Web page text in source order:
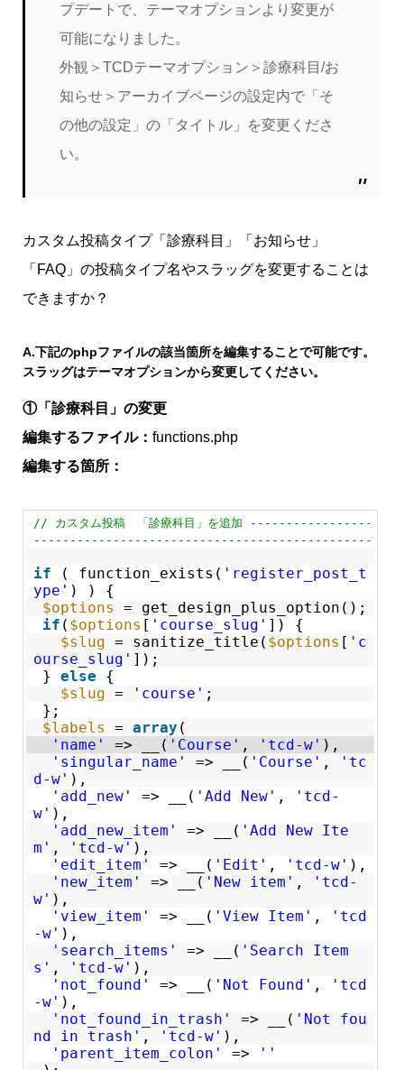
プデートで、テーマオプションより変更が
可能になりました。
外観＞TCDテーマオプション＞診療科目/お
知らせ＞アーカイブページの設定内で「そ
の他の設定」の「タイトル」を変更くださ
い。
カスタム投稿タイプ「診療科目」「お知らせ」
「FAQ」の投稿タイプ名やスラッグを変更することは
できますか？
A.下記のphpファイルの該当箇所を編集することで可能です。
スラッグはテーマオプションから変更してください。
①「診療科目」の変更
編集するファイル： functions.php
編集する箇所：
// カスタム投稿 「診療科目」を追加 -----------------
-----------------------------------------------
if ( function_exists( 'register_post_t
ype' ) ) {
$options
= get_design_plus_option();
if ( $options [ 'course_slug' ]) {
$slug = sanitize_title( $options [ 'c
ourse_slug' ]);
} else
{
$slug = 'course' ;
};
$labels
= array (
'name'
=> __( 'Course' , 'tcd-w' ),
'singular_name'
=> __( 'Course' ,
'tc
d-w' ),
'add_new'
=> __( 'Add New' ,
'tcd-
w' ),
'add_new_item'
=> __( 'Add New Ite
m' , 'tcd-w' ),
'edit_item'
=> __( 'Edit' , 'tcd-w' ),
'new_item'
=> __( 'New item' ,
'tcd-
w' ),
'view_item'
=> __( 'View Item' ,
'tcd
-w' ),
'search_items'
=> __( 'Search Item
s' , 'tcd-w' ),
'not_found'
=> __( 'Not Found' ,
'tcd
-w' ),
'not_found_in_trash'
=> __( 'Not fou
nd in trash' , 'tcd-w' ),
'parent_item_colon'
=>
''